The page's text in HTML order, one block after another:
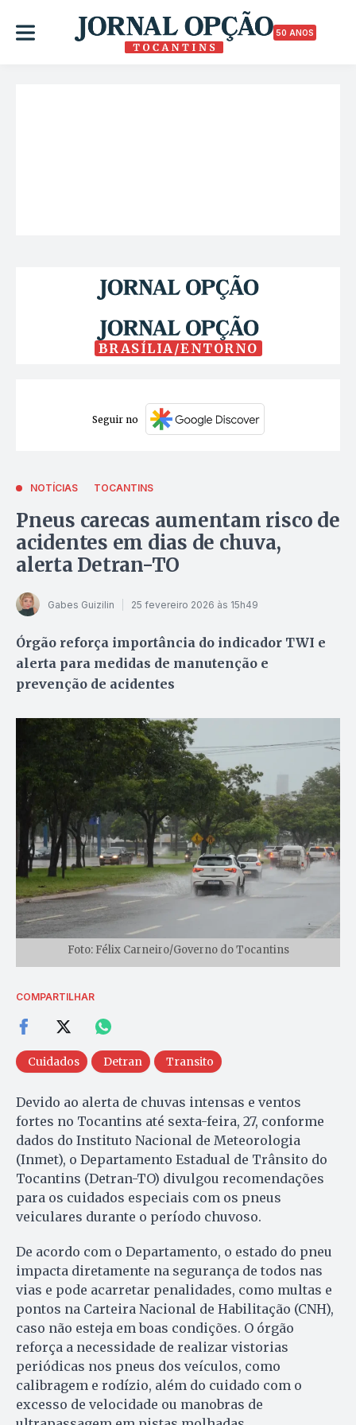
50 ANOS
BRASÍLIA/ENTORNO
Seguir no
NOTÍCIAS TOCANTINS
Pneus carecas aumentam risco de
acidentes em dias de chuva,
alerta Detran-TO
Gabes Guizilin 25 fevereiro 2026 às 15h49
Órgão reforça importância do indicador TWI e
alerta para medidas de manutenção e
prevenção de acidentes
Foto: Félix Carneiro/Governo do Tocantins
COMPARTILHAR
Cuidados Detran Transito
Devido ao alerta de chuvas intensas e ventos
fortes no Tocantins até sexta-feira, 27, conforme
dados do Instituto Nacional de Meteorologia
(Inmet), o Departamento Estadual de Trânsito do
Tocantins (Detran-TO) divulgou recomendações
para os cuidados especiais com os pneus
veiculares durante o período chuvoso.
De acordo com o Departamento, o estado do pneu
impacta diretamente na segurança de todos nas
vias e pode acarretar penalidades, como multas e
pontos na Carteira Nacional de Habilitação (CNH),
caso não esteja em boas condições. O órgão
reforça a necessidade de realizar vistorias
periódicas nos pneus dos veículos, como
calibragem e rodízio, além do cuidado com o
excesso de velocidade ou manobras de